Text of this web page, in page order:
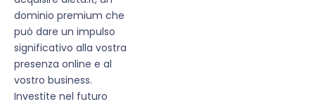
dominio premium che
può dare un impulso
significativo alla vostra
presenza online e al
vostro business.
Investite nel futuro